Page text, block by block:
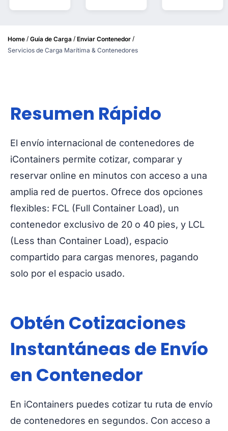
Home / Guía de Carga / Enviar Contenedor /
Servicios de Carga Marítima & Contenedores
Resumen Rápido
El envío internacional de contenedores de
iContainers permite cotizar, comparar y
reservar online en minutos con acceso a una
amplia red de puertos. Ofrece dos opciones
flexibles: FCL (Full Container Load), un
contenedor exclusivo de 20 o 40 pies, y LCL
(Less than Container Load), espacio
compartido para cargas menores, pagando
solo por el espacio usado.
Obtén Cotizaciones
Instantáneas de Envío
en Contenedor
En iContainers puedes cotizar tu ruta de envío
de contenedores en segundos. Con acceso a